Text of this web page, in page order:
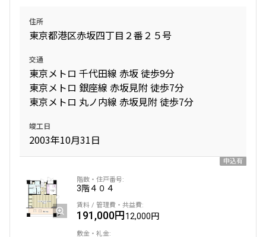
住所
東京都港区赤坂四丁目２番２５号
交通
東京メトロ 千代田線 赤坂 徒歩9分
東京メトロ 銀座線 赤坂見附 徒歩7分
東京メトロ 丸ノ内線 赤坂見附 徒歩7分
竣工日
2003年10月31日
申込有
3階４０４
191,000円12,000円